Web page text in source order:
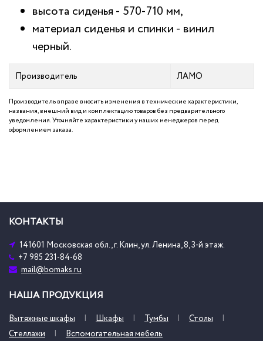
высота сиденья - 570-710 мм,
материал сиденья и спинки - винил
черный.
Производитель ЛАМО
Производитель вправе вносить изменения в технические характеристики,
названия, внешний вид и комплектацию товаров без предварительного
уведомления. Уточняйте характеристики у наших менеджеров перед
оформлением заказа.
КОНТАКТЫ
141601 Московская обл., г. Клин, ул. Ленина, 8, 3-й этаж.
+7 985 231-84-68
mail@bomaks.ru
НАША ПРОДУКЦИЯ
Вытяжные шкафы Шкафы Тумбы
Столы
Стеллажи
Вспомогательная мебель